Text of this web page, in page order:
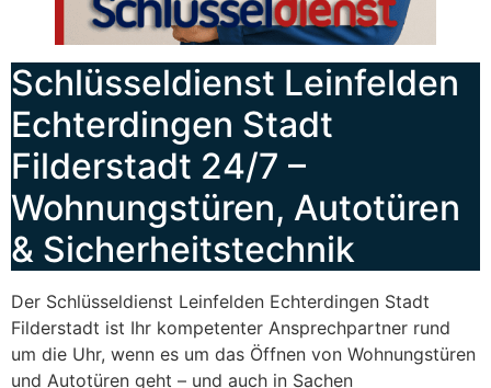
Schlüsseldienst Leinfelden
Echterdingen Stadt
Filderstadt 24/7 –
Wohnungstüren, Autotüren
& Sicherheitstechnik
Der Schlüsseldienst Leinfelden Echterdingen Stadt
Filderstadt ist Ihr kompetenter Ansprechpartner rund
um die Uhr, wenn es um das Öffnen von Wohnungstüren
und Autotüren geht – und auch in Sachen